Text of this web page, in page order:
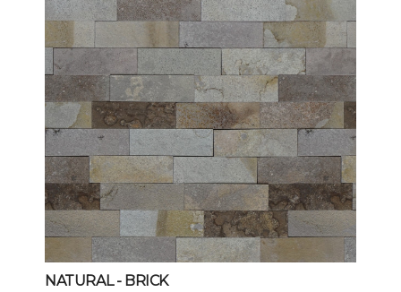
NATURAL- BRICK